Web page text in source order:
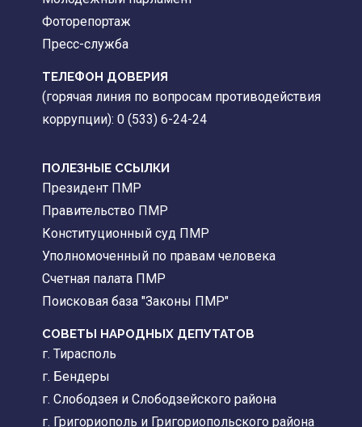
Фоторепортаж
Пресс-служба
ТЕЛЕФОН ДОВЕРИЯ
(горячая линия по вопросам противодействия
коррупции): 0 (533) 6-24-24
ПОЛЕЗНЫЕ ССЫЛКИ
Президент ПМР
Правительство ПМР
Конституционный суд ПМР
Уполномоченный по правам человека
Счетная палата ПМР
Поисковая база "Законы ПМР"
СОВЕТЫ НАРОДНЫХ ДЕПУТАТОВ
г. Тирасполь
г. Бендеры
г. Слободзея и Слободзейского района
г. Григориополь и Григориопольского района